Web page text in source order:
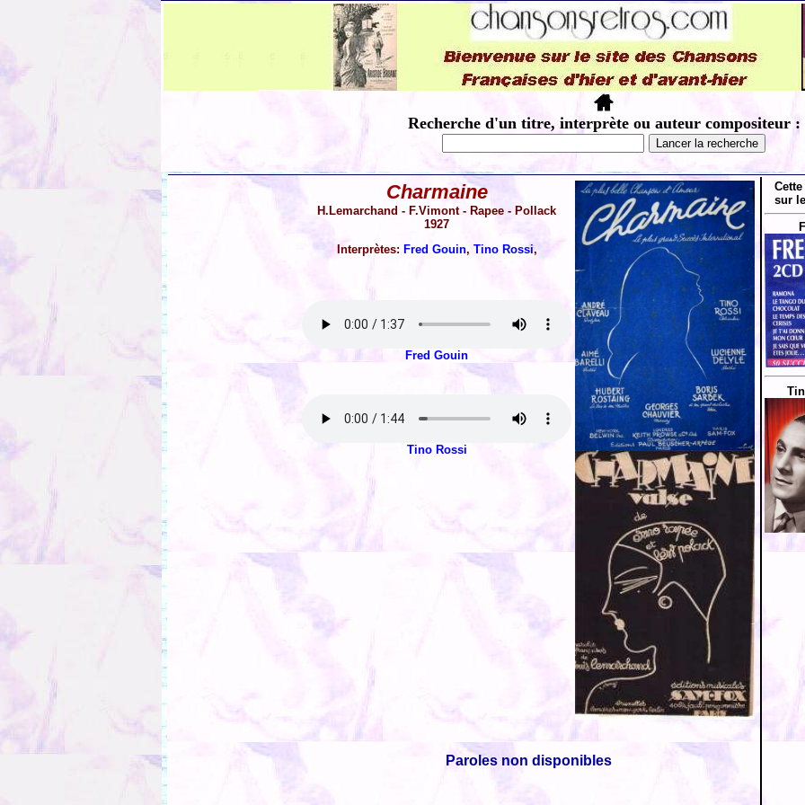
Recherche d'un titre, interprète ou auteur compositeur :
Charmaine
H.Lemarchand - F.Vimont - Rapee - Pollack
1927
Interprètes: Fred Gouin, Tino Rossi,
Fred Gouin
Tino Rossi
Paroles non disponibles
sur